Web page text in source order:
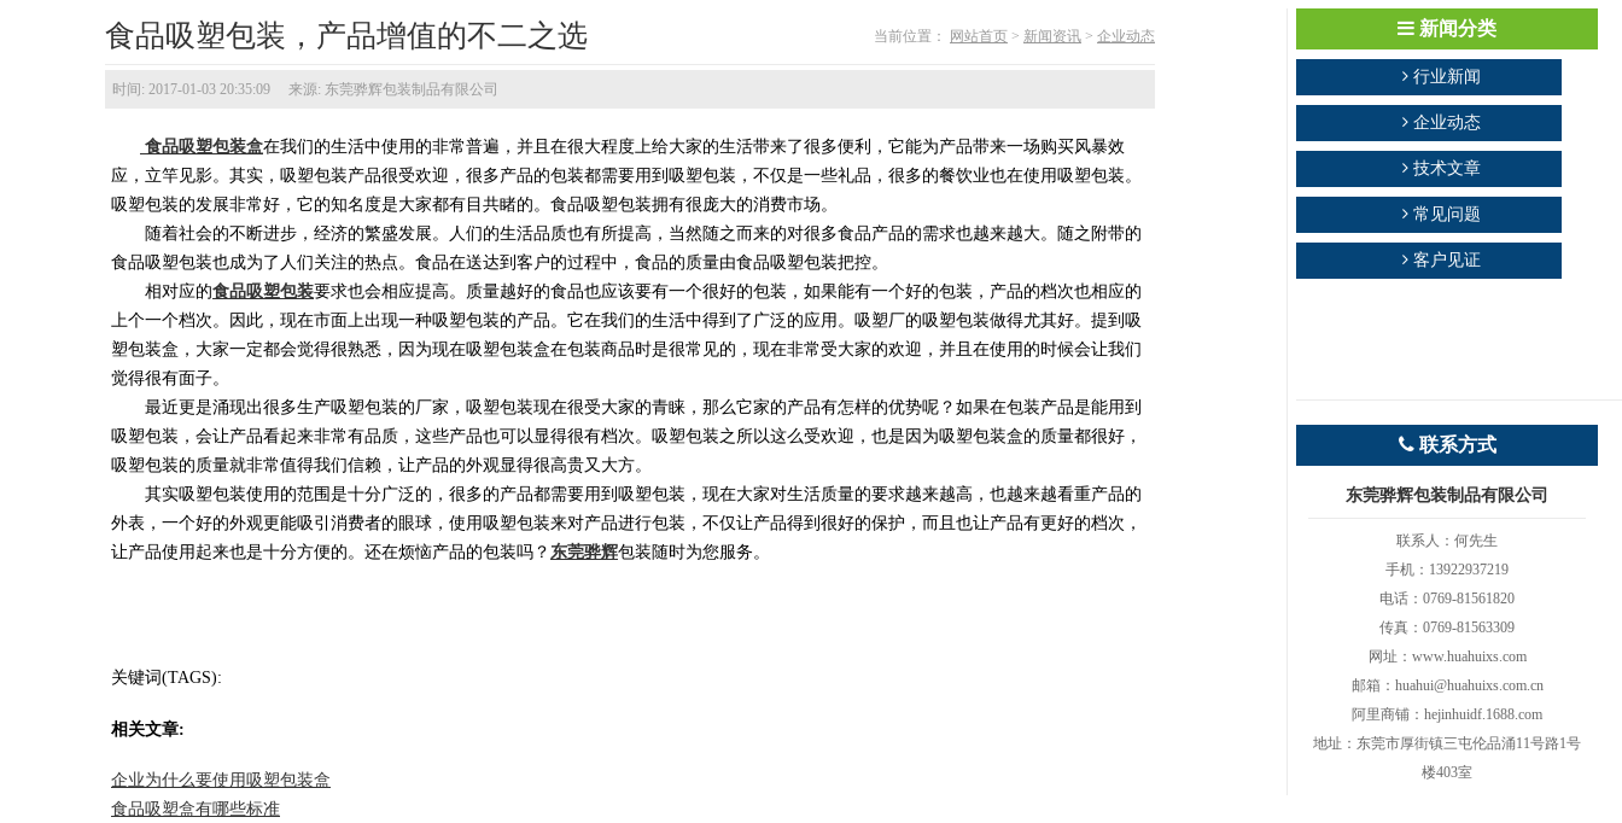
食品吸塑包装，产品增值的不二之选 当前位置： 网站首页 > 新闻资讯 > 企业动态
时间: 2017-01-03 20:35:09 来源: 东莞骅辉包装制品有限公司
食品吸塑包装盒在我们的生活中使用的非常普遍，并且在很大程度上给大家的生活带来了很多便利，它能为产品带来一场购买风暴效
应，立竿见影。其实，吸塑包装产品很受欢迎，很多产品的包装都需要用到吸塑包装，不仅是一些礼品，很多的餐饮业也在使用吸塑包装。
吸塑包装的发展非常好，它的知名度是大家都有目共睹的。食品吸塑包装拥有很庞大的消费市场。
随着社会的不断进步，经济的繁盛发展。人们的生活品质也有所提高，当然随之而来的对很多食品产品的需求也越来越大。随之附带的
食品吸塑包装也成为了人们关注的热点。食品在送达到客户的过程中，食品的质量由食品吸塑包装把控。
相对应的食品吸塑包装要求也会相应提高。质量越好的食品也应该要有一个很好的包装，如果能有一个好的包装，产品的档次也相应的
上个一个档次。因此，现在市面上出现一种吸塑包装的产品。它在我们的生活中得到了广泛的应用。吸塑厂的吸塑包装做得尤其好。提到吸
塑包装盒，大家一定都会觉得很熟悉，因为现在吸塑包装盒在包装商品时是很常见的，现在非常受大家的欢迎，并且在使用的时候会让我们
觉得很有面子。
最近更是涌现出很多生产吸塑包装的厂家，吸塑包装现在很受大家的青睐，那么它家的产品有怎样的优势呢？如果在包装产品是能用到
吸塑包装，会让产品看起来非常有品质，这些产品也可以显得很有档次。吸塑包装之所以这么受欢迎，也是因为吸塑包装盒的质量都很好，
吸塑包装的质量就非常值得我们信赖，让产品的外观显得很高贵又大方。
其实吸塑包装使用的范围是十分广泛的，很多的产品都需要用到吸塑包装，现在大家对生活质量的要求越来越高，也越来越看重产品的
外表，一个好的外观更能吸引消费者的眼球，使用吸塑包装来对产品进行包装，不仅让产品得到很好的保护，而且也让产品有更好的档次，
让产品使用起来也是十分方便的。还在烦恼产品的包装吗？ 东莞骅辉包装随时为您服务。
关键词(TAGS):
相关文章:
企业为什么要使用吸塑包装盒
食品吸塑盒有哪些标准
新闻分类
行业新闻
企业动态
技术文章
常见问题
客户见证
联系方式
东莞骅辉包装制品有限公司
联系人：何先生
手机：13922937219
电话：0769-81561820
传真：0769-81563309
网址：www.huahuixs.com
邮箱：huahui@huahuixs.com.cn
阿里商铺：hejinhuidf.1688.com
地址：东莞市厚街镇三屯伦品涌11号路1号
楼403室